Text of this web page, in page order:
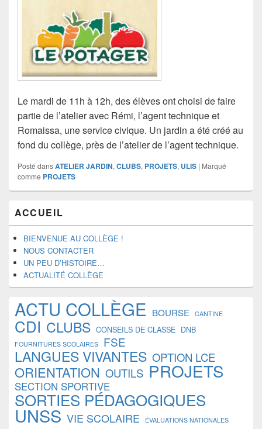
Le mardi de 11h à 12h, des élèves ont choisi de faire
partie de l’atelier avec Rémi, l’agent technique et
Romaissa, une service civique. Un jardin a été créé au
fond du collège, près de l’atelier de l’agent technique.
Posté dansATELIER JARDIN, CLUBS, PROJETS, ULIS | Marqué
comme PROJETS
principale
de
widget
pour
barre
latérale
ACCUEIL
BIENVENUE AU COLLÈGE !
NOUS CONTACTER
UN PEU D’HISTOIRE…
ACTUALITÉ COLLÈGE
ACTU COLLÈGE BOURSE CANTINE
CDI CLUBS CONSEILS DE CLASSE DNB
FOURNITURES SCOLAIRES FSE
LANGUES VIVANTES OPTION LCE
ORIENTATION OUTILS PROJETS
SECTION SPORTIVE
SORTIES PÉDAGOGIQUES
UNSS VIE SCOLAIRE ÉVALUATIONS NATIONALES